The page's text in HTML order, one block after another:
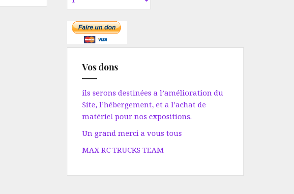
Vos dons
ils serons destinées a l’amélioration du
Site, l’hébergement, et a l’achat de
matériel pour nos expositions.
Un grand merci a vous tous
MAX RC TRUCKS TEAM